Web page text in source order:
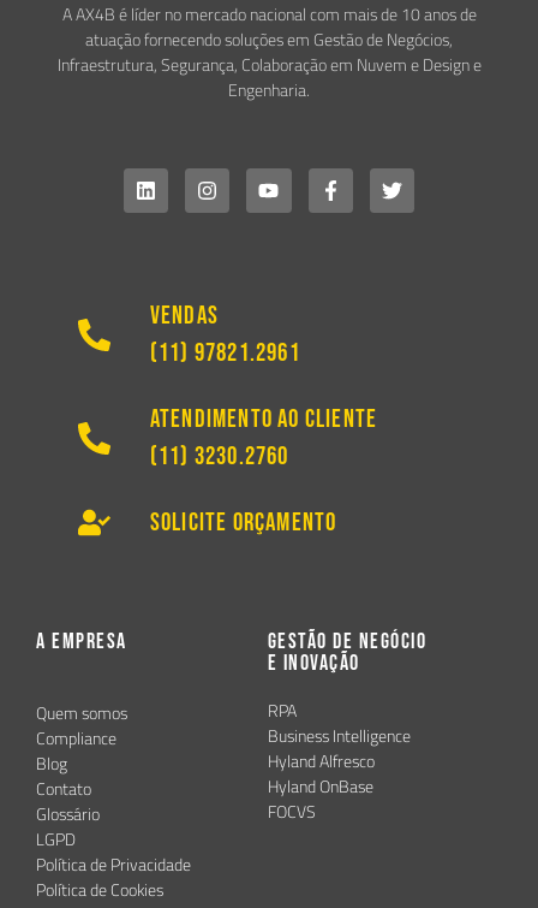
A AX4B é líder no mercado nacional com mais de 10 anos de
atuação fornecendo soluções em Gestão de Negócios,
Infraestrutura, Segurança, Colaboração em Nuvem e Design e
Engenharia.
Vendas
(11) 97821.2961
Atendimento ao Cliente
(11) 3230.2760
Solicite Orçamento
A Empresa
Quem somos
Compliance
Blog
Contato
Glossário
LGPD
Política de Privacidade
Política de Cookies
Gestão de Negócio
e Inovação
RPA
Business Intelligence
Hyland Alfresco
Hyland OnBase
FOCVS